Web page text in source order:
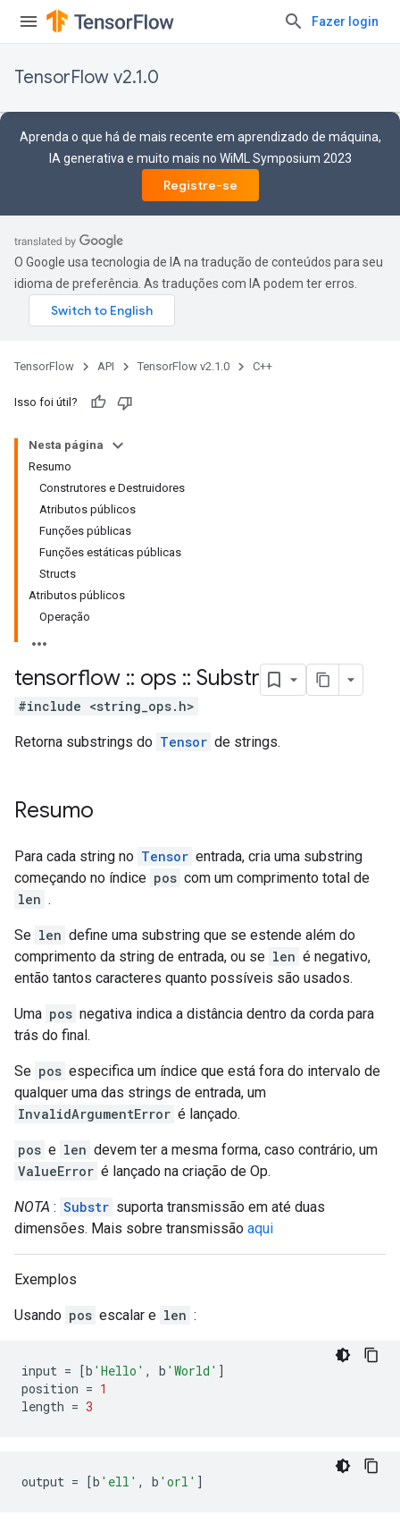
Fazer login
TensorFlow v2.1.0
Aprenda o que há de mais recente em aprendizado de máquina,
IA generativa e muito mais no WiML Symposium 2023
Registre-se
O Google usa tecnologia de IA na tradução de conteúdos para seu
idioma de preferência. As traduções com IA podem ter erros.
TensorFlow API TensorFlow v2.1.0 C++
Isso foi útil?
Nesta página
Resumo
Construtores e Destruidores
Atributos públicos
Funções públicas
Funções estáticas públicas
Structs
Atributos públicos
Operação
tensorflow :: ops :: Substr
#include <string_ops.h>
Retorna substrings do Tensor de strings.
Resumo
Para cada string no Tensor entrada, cria uma substring
começando no índice pos com um comprimento total de
len .
Se len define uma substring que se estende além do
comprimento da string de entrada, ou se len é negativo,
então tantos caracteres quanto possíveis são usados.
Uma pos negativa indica a distância dentro da corda para
trás do final.
Se pos especifica um índice que está fora do intervalo de
qualquer uma das strings de entrada, um
InvalidArgumentError é lançado.
pos e len devem ter a mesma forma, caso contrário, um
ValueError é lançado na criação de Op.
NOTA : Substr suporta transmissão em até duas
dimensões. Mais sobre transmissão aqui
Exemplos
Usando pos escalar e len :
input = [b 'Hello' , b 'World' ]
position = 1
length = 3
output = [b 'ell' , b 'orl' ]